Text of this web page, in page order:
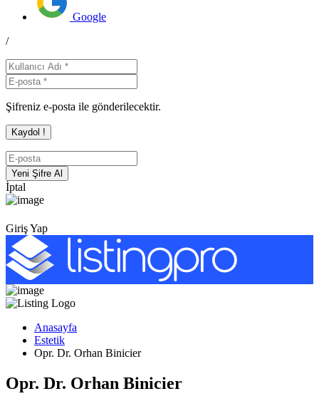
Google
/
Şifreniz e-posta ile gönderilecektir.
İptal
Giriş Yap
Anasayfa
Estetik
Opr. Dr. Orhan Binicier
Opr. Dr. Orhan Binicier